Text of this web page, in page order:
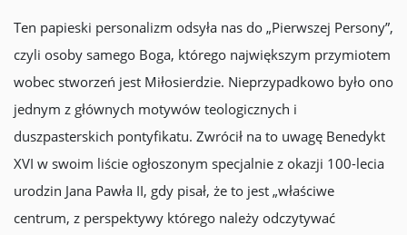
Ten papieski personalizm odsyła nas do „Pierwszej Persony”,
czyli osoby samego Boga, którego największym przymiotem
wobec stworzeń jest Miłosierdzie. Nieprzypadkowo było ono
jednym z głównych motywów teologicznych i
duszpasterskich pontyfikatu. Zwrócił na to uwagę Benedykt
XVI w swoim liście ogłoszonym specjalnie z okazji 100-lecia
urodzin Jana Pawła II, gdy pisał, że to jest „właściwe
centrum, z perspektywy którego należy odczytywać